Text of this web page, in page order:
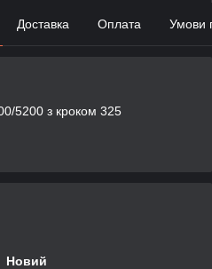
Доставка Оплата Умови
5200 з кроком 325
Новий